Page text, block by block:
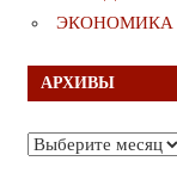
ЭКОНОМИКА
АРХИВЫ
Архивы